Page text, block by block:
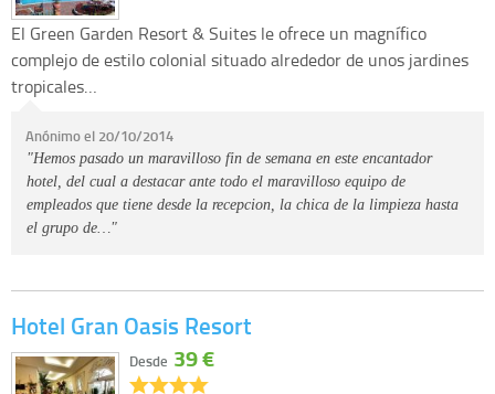
El Green Garden Resort & Suites le ofrece un magnífico
complejo de estilo colonial situado alrededor de unos jardines
tropicales…
Anónimo el 20/10/2014
"Hemos pasado un maravilloso fin de semana en este encantador
hotel, del cual a destacar ante todo el maravilloso equipo de
empleados que tiene desde la recepcion, la chica de la limpieza hasta
el grupo de…"
Hotel Gran Oasis Resort
Desde 39 €